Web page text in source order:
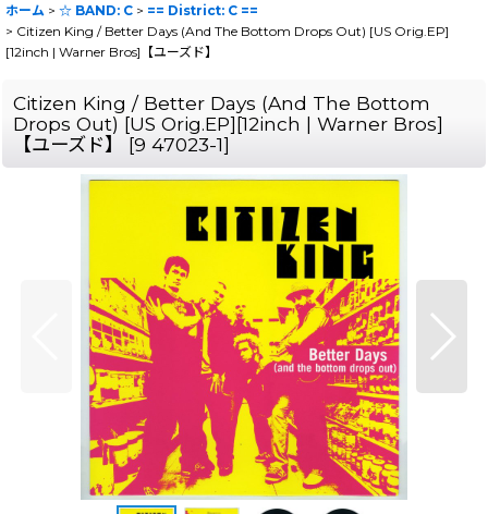
ホーム > ☆ BAND: C > == District: C ==
> Citizen King / Better Days (And The Bottom Drops Out) [US Orig.EP]
[12inch | Warner Bros]【ユーズド】
Citizen King / Better Days (And The Bottom
Drops Out) [US Orig.EP][12inch | Warner Bros]
【ユーズド】
[9 47023-1]